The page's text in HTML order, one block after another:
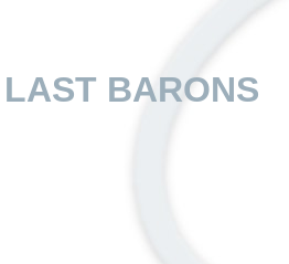
LAST BARONS